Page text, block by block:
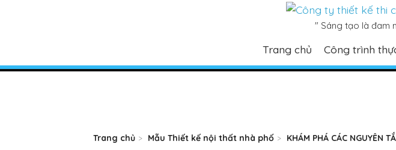
" Sáng tạo là đam
Trang chủ Công trình
Trang chủ Mẫu Thiết kế nội thất nhà phố KHÁM PHÁ CÁC NGUYÊN